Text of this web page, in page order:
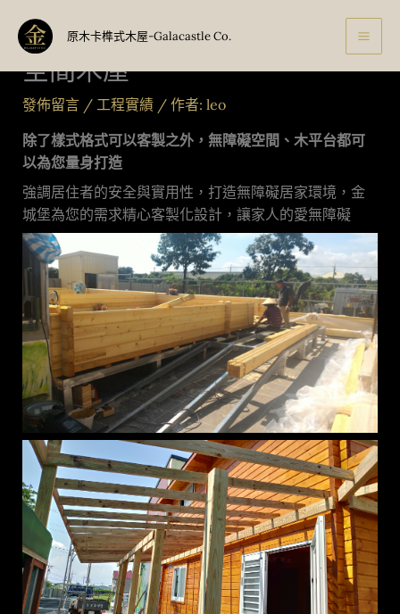
要
原木卡榫式木屋-Galacastle Co.
精選實績案例26-打造無障礙
空間木屋
發佈留言 / 工程實績/ 作者: leo
除了樣式格式可以客製之外， 無障礙空間、木平台都可
以為您量身打造
強調居住者的安全與實用性，打造無障礙居家環境，金
城堡為您的需求精心客製化設計，讓家人的愛無障礙